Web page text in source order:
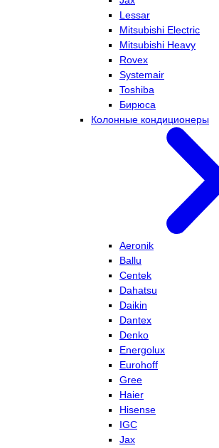
Lessar
Mitsubishi Electric
Mitsubishi Heavy
Rovex
Systemair
Toshiba
Бирюса
Колонные кондиционеры
Aeronik
Ballu
Centek
Dahatsu
Daikin
Dantex
Denko
Energolux
Eurohoff
Gree
Haier
Hisense
IGC
Jax